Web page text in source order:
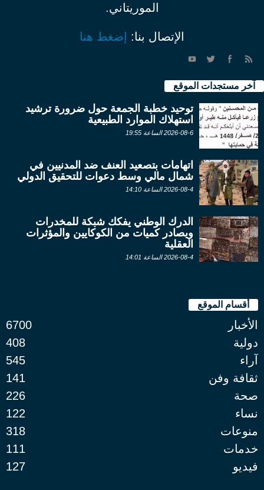
الموريتاني.
الإتصال بنا: إضغط هنا
آخر مستجدات الموقع
توحيد خطبة الجمعة حول ضرورة ترشيد
استهلاك الموارد الطبيعية
2026-08-6 الساعة 19:55
اتهامات بتصعيد العنف ضد المدنيين في
شمال مالي وسط دعوات للتحقيق الدولي
2026-08-4 الساعة 14:10
الدرك الوطني يفكك شبكة للمخدرات
ويصادر كميات من الكوكايين والمؤثرات
العقلية
2026-08-4 الساعة 14:01
أقسام الموقع
الأخبار
6700
دولية
408
آراء
545
ثقافة وفن
141
صحة
226
نساء
122
منوعات
318
خدمات
111
فيديو
127